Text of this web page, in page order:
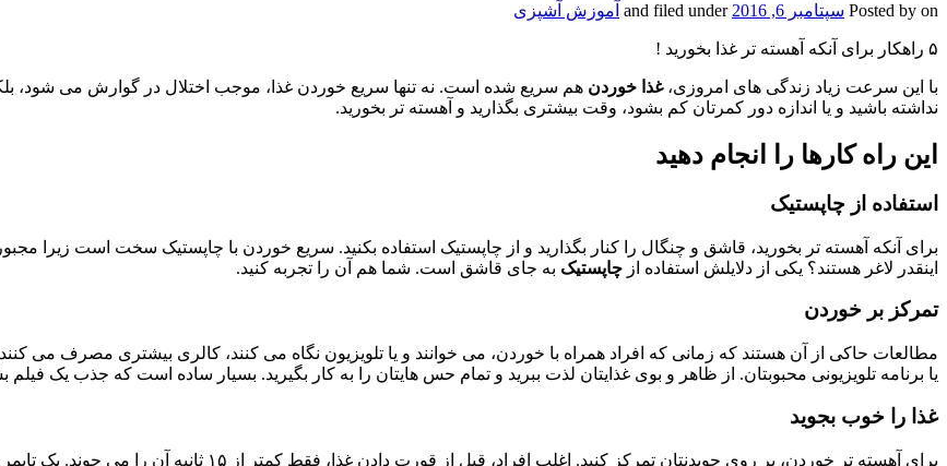
Posted by on سپتامبر 6, 2016 and filed under آموزش آشپزی
۵ راهکار برای آنکه آهسته تر غذا بخورید !
با این سرعت زیاد زندگی های امروزی،غذا خوردن هم سریع شده است. نه تنها سریع خوردن غذا، موجب اختلال در گوارش می شود،
نداشته باشید و یا اندازه دور کمرتان کم بشود، وقت بیشتری بگذارید و آهسته تر بخورید.
این راه کارها را انجام دهید
استفاده از چاپستیک
برای آنکه آهسته تر بخورید، قاشق و چنگال را کنار بگذارید و از چاپستیک استفاده بکنید. سریع خوردن با چاپستیک سخت است زیرا
اینقدر لاغر هستند؟ یکی از دلایلش استفاده از چاپستیک به جای قاشق است. شما هم آن را تجربه کنید.
تمرکز بر خوردن
مطالعات حاکی از آن هستند که زمانی که افراد همراه با خوردن، می خوانند و یا تلویزیون نگاه می کنند، کالری بیشتری مصرف می
یا برنامه تلویزیونی محبوبتان. از ظاهر و بوی غذایتان لذت ببرید و تمام حس هایتان را به کار بگیرید. بسیار ساده است که جذب یک
غذا را خوب بجوید
برای آهسته تر خوردن، بر روی جویدنتان تمرکز کنید. اغلب افراد، قبل از قورت دادن غذا، فقط کمتر از ۱۵ ثانیه آن را می جوند. یک تایمر در پیش روی خود بگذارید و زمان